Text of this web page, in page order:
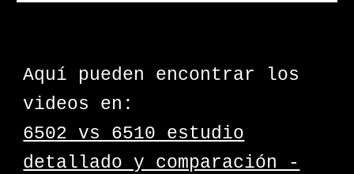
Aquí pueden encontrar los
videos en:
6502 vs 6510 estudio
detallado y comparación -